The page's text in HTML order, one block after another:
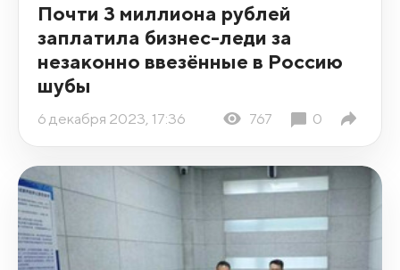
Почти 3 миллиона рублей
заплатила бизнес-леди за
незаконно ввезённые в Россию
шубы
6 декабря 2023, 17:36 767 0